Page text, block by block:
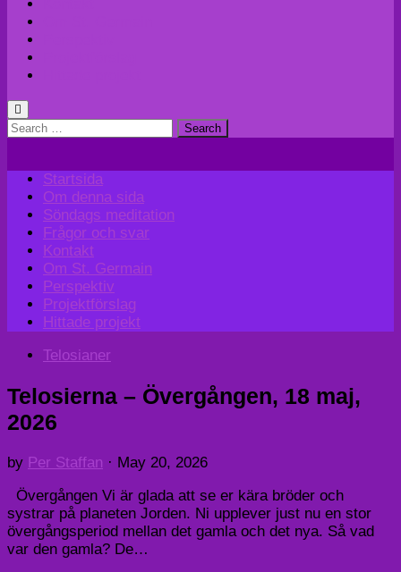
Search
Startsida
Om denna sida
Söndags meditation
Frågor och svar
Kontakt
Om St. Germain
Perspektiv
Projektförslag
Hittade projekt
Telosianer
Telosierna – Övergången, 18 maj,
2026
by Per Staffan · May 20, 2026
Övergången Vi är glada att se er kära bröder och
systrar på planeten Jorden. Ni upplever just nu en stor
övergångsperiod mellan det gamla och det nya. Så vad
var den gamla? De…